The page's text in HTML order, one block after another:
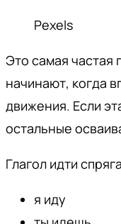
Pexels
Это самая частая
начинают, когда
движения. Если
остальные
Глагол идти
я иду